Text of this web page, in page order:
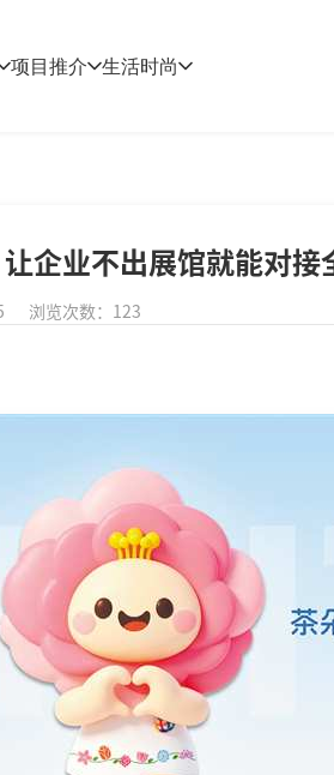
项目推介 生活时尚
企业不出展馆就能对接
浏览次数：123